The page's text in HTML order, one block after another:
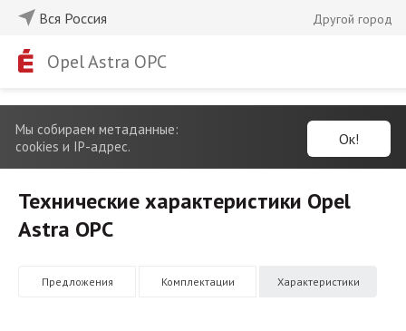
Вся Россия Другой город
Opel Astra OPC
Мы собираем метаданные:
cookies и IP-адрес.
Ок!
Технические характеристики Opel
Astra OPC
Предложения Комплектации Характеристики